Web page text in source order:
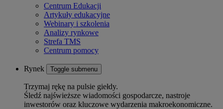
Centrum Edukacji
Artykuły edukacyjne
Webinary i szkolenia
Analizy rynkowe
Strefa TMS
Centrum pomocy
Rynek Toggle submenu
Trzymaj rękę na pulsie giełdy.
Śledź najświeższe wiadomości gospodarcze, nastroje
inwestorów oraz kluczowe wydarzenia makroekonomiczne.